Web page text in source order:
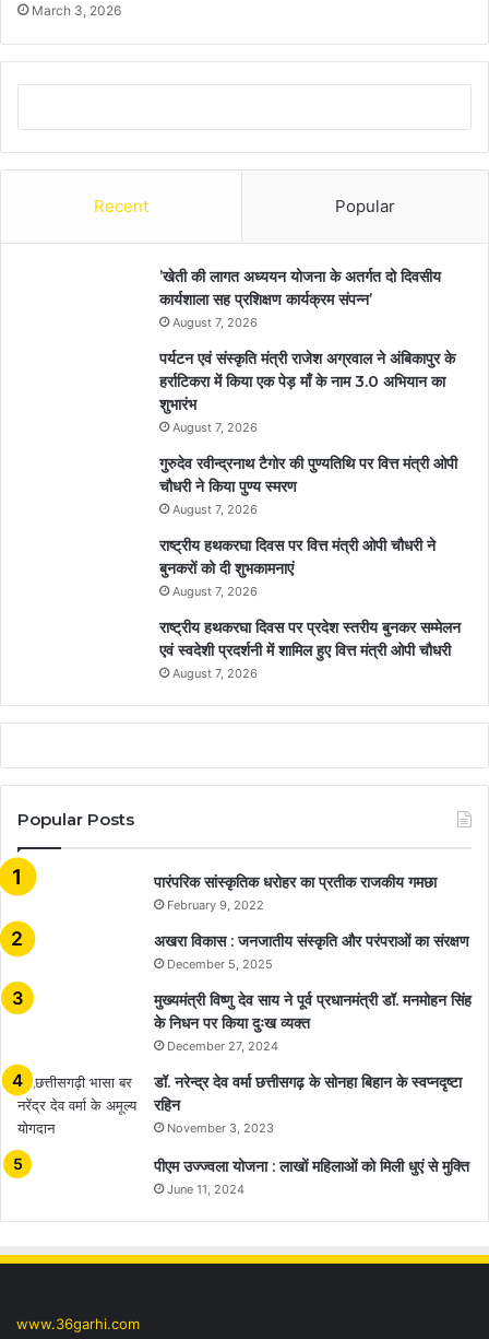
March 3, 2026
Recent Popular
’खेती की लागत अध्ययन योजना के अतर्गत दो दिवसीय
कार्यशाला सह प्रशिक्षण कार्यक्रम संपन्न’
August 7, 2026
पर्यटन एवं संस्कृति मंत्री राजेश अग्रवाल ने अंबिकापुर के
हर्राटिकरा में किया एक पेड़ माँ के नाम 3.0 अभियान का
शुभारंभ
August 7, 2026
गुरुदेव रवीन्द्रनाथ टैगोर की पुण्यतिथि पर वित्त मंत्री ओपी
चौधरी ने किया पुण्य स्मरण
August 7, 2026
राष्ट्रीय हथकरघा दिवस पर वित्त मंत्री ओपी चौधरी ने
बुनकरों को दी शुभकामनाएं
August 7, 2026
राष्ट्रीय हथकरघा दिवस पर प्रदेश स्तरीय बुनकर सम्मेलन
एवं स्वदेशी प्रदर्शनी में शामिल हुए वित्त मंत्री ओपी चौधरी
August 7, 2026
Popular Posts
​​​​​​​पारंपरिक सांस्कृतिक धरोहर का प्रतीक राजकीय गमछा
February 9, 2022
अखरा विकास : जनजातीय संस्कृति और परंपराओं का संरक्षण
December 5, 2025
मुख्यमंत्री विष्णु देव साय ने पूर्व प्रधानमंत्री डॉ. मनमोहन सिंह
के निधन पर किया दुःख व्यक्त
December 27, 2024
डॉ. नरेन्द्र देव वर्मा छत्तीसगढ़ के सोनहा बिहान के स्वप्नदृष्टा
रहिन
November 3, 2023
पीएम उज्ज्वला योजना : लाखों महिलाओं को मिली धुएं से मुक्ति
June 11, 2024
www.36garhi.com